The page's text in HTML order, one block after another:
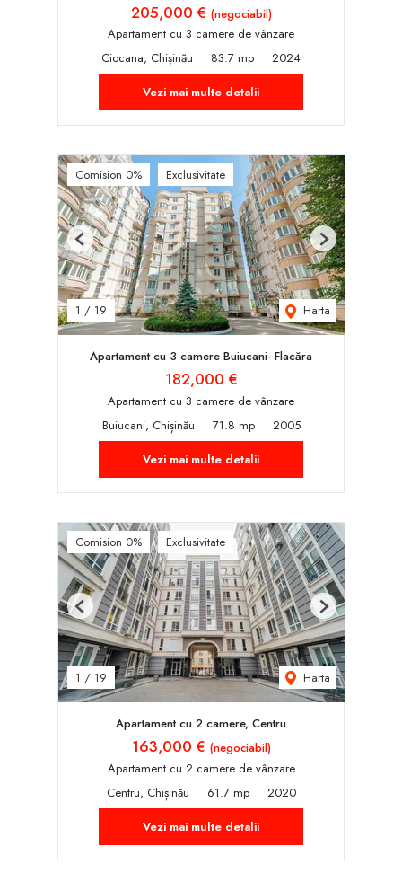
205,000 € (negociabil)
Apartament cu 3 camere de vânzare
Ciocana, Chișinău
83.7 mp
2024
Vezi mai multe detalii
Comision 0% Exclusivitate
1 / 19 Harta
Previous Next
Apartament cu 3 camere Buiucani- Flacăra
182,000 €
Apartament cu 3 camere de vânzare
Buiucani, Chișinău
71.8 mp
2005
Vezi mai multe detalii
Comision 0% Exclusivitate
1 / 19 Harta
Previous Next
Apartament cu 2 camere, Centru
163,000 € (negociabil)
Apartament cu 2 camere de vânzare
Centru, Chișinău
61.7 mp
2020
Vezi mai multe detalii